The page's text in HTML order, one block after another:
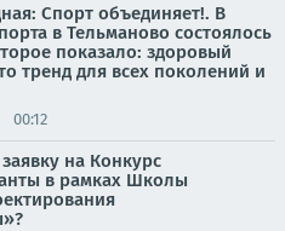
Спорт объединяет!. В
в Тельманово состоялось
показало: здоровый
тренд для всех поколений и
00:12
на Конкурс
в рамках Школы